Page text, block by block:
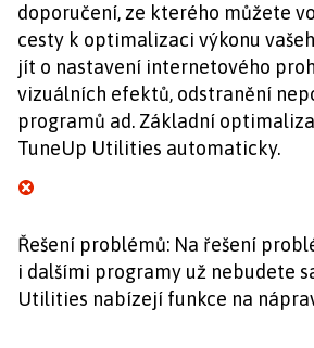
doporučení, ze kterého můžete
cesty k optimalizaci výkonu
jít o nastavení internetového
vizuálních efektů, odstranění
programů ad. Základní
TuneUp Utilities automaticky.
Řešení problémů: Na řešení
i dalšími programy už nebudete
Utilities nabízejí funkce na